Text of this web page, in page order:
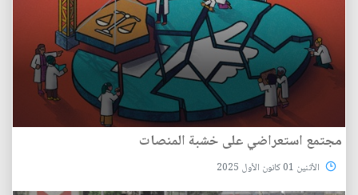
مجتمع‭ ‬استعراضي على‭ ‬خشبة‭ ‬المنصات
الأثنين 01 كانون الأول 2025